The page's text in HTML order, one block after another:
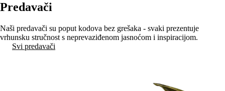
Predavači
Naši predavači su poput kodova bez grešaka - svaki prezentuje
vrhunsku stručnost s neprevaziđenom jasnoćom i inspiracijom.
Svi predavači